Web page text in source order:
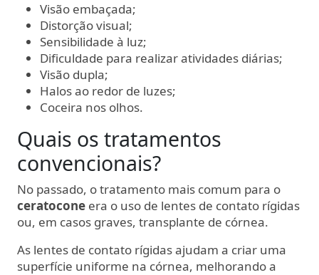
Visão embaçada;
Distorção visual;
Sensibilidade à luz;
Dificuldade para realizar atividades diárias;
Visão dupla;
Halos ao redor de luzes;
Coceira nos olhos.
Quais os tratamentos
convencionais?
No passado, o tratamento mais comum para o
ceratocone era o uso de lentes de contato rígidas
ou, em casos graves, transplante de córnea.
As lentes de contato rígidas ajudam a criar uma
superfície uniforme na córnea, melhorando a